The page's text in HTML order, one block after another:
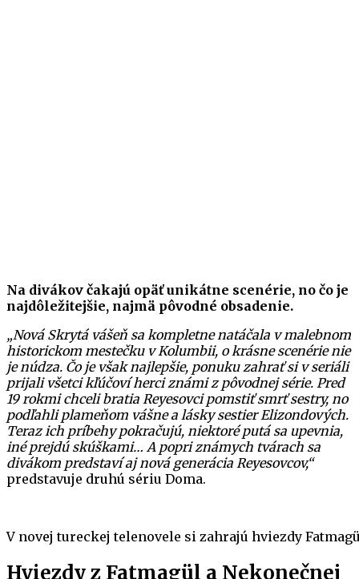
Na divákov čakajú opäť unikátne scenérie, no čo je
najdôležitejšie, najmä pôvodné obsadenie.
„Nová Skrytá vášeň sa kompletne natáčala v malebnom
historickom mestečku v Kolumbii, o krásne scenérie nie
je núdza. Čo je však najlepšie, ponuku zahrať si v seriáli
prijali všetci kľúčoví herci známi z pôvodnej série. Pred
19 rokmi chceli bratia Reyesovci pomstiť smrť sestry, no
podľahli plameňom vášne a lásky sestier Elizondových.
Teraz ich príbehy pokračujú, niektoré putá sa upevnia,
iné prejdú skúškami… A popri známych tvárach sa
divákom predstaví aj nová generácia Reyesovcov,“
predstavuje druhú sériu Doma.
V novej tureckej telenovele si zahrajú hviezdy
Hviezdy z Fatmagül a Nekonečnej